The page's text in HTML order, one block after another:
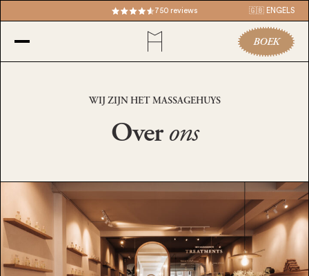
750 reviews 🇬🇧 ENGELS
BOEK
WIJ ZIJN HET MASSAGEHUYS
Overons